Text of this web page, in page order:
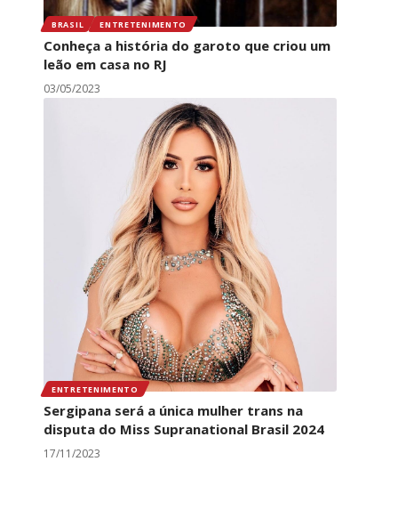
BRASIL ENTRETENIMENTO
Conheça a história do garoto que criou um
leão em casa no RJ
03/05/2023
ENTRETENIMENTO
Sergipana será a única mulher trans na
disputa do Miss Supranational Brasil 2024
17/11/2023